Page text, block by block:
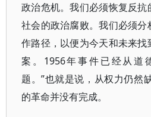
政治危机。我们必须恢复反
社会的政治腐败。我们必须
作路径，以便为今天和未来
案。1956年事件已经从道
题。”也就是说，从权力仍然
的革命并没有完成。